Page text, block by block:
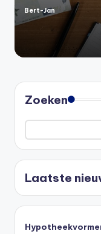
Geplaatst
door
Bert-Jan
Zoeken
Laatste